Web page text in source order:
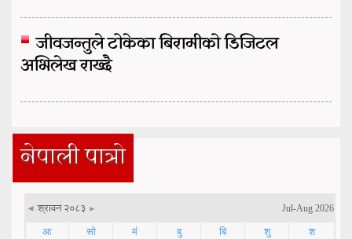
जीवजन्तुले टोकेका बिरामीको डिजिटल
अभिलेख राख्दै
नेपाली पात्रो